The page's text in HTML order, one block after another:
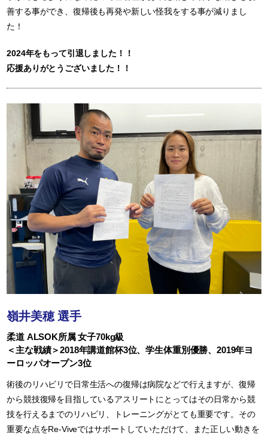
善する事ができ、復帰後も再発や新しい怪我をする事が減りまし
た！
2024年をもって引退しました！！
応援ありがとうございました！！
嶺井美穂 選手
柔道 ALSOK所属 女子70kg級
＜主な戦績＞2018年講道館杯3位、学生体重別優勝、2019年ヨ
ーロッパオープン3位
術後のリハビリで日常生活への復帰は病院などで行えますが、復帰
から競技復帰を目指しているアスリートにとってはその日常から競
技を行えるまでのリハビリ、トレーニングがとても重要です。その
重要な点をRe-Viveではサポートしていただけて、また正しい動きを